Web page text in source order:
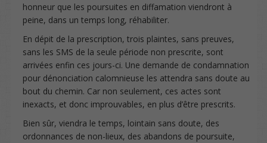
honneur que les poursuites en diffamation viendront à
peine, dans un temps long, réhabiliter.
En dépit de la prescription, trois plaintes, sans preuves,
sans les SMS de la seule période non prescrite, sont
arrivées enfin ces jours-ci. Une demande de condamnation
pour dénonciation calomnieuse les attendra sans doute au
bout du chemin. Car non seulement, ces actes sont
inexacts, et donc improuvables, en plus d’être prescrits.
Bien sûr, viendra le temps, lointain sans doute, des
ordonnances de non-lieux, des abandons de poursuite,